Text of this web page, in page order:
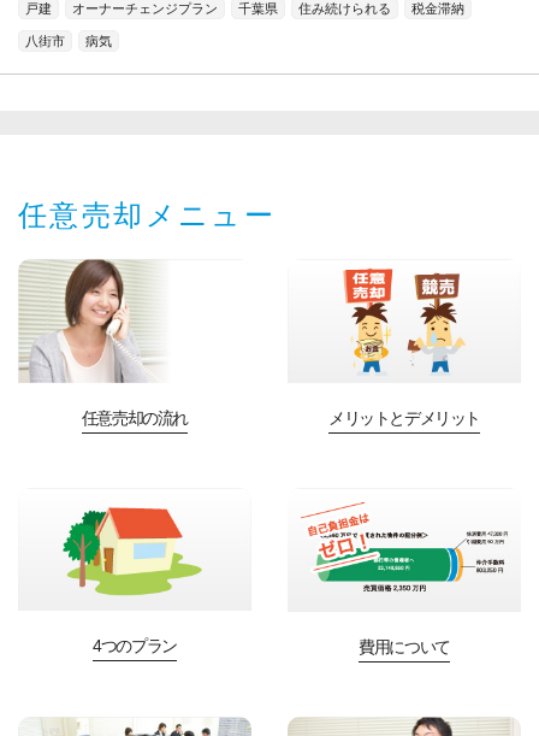
戸建 オーナーチェンジプラン 千葉県 住み続けられる 税金滞納
八街市 病気
任意売却メニュー
任意売却の流れ メリットとデメリット
4つのプラン 費用について